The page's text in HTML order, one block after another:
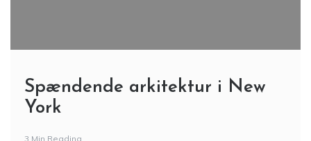
Spændende arkitektur i New
York
3 Min Reading